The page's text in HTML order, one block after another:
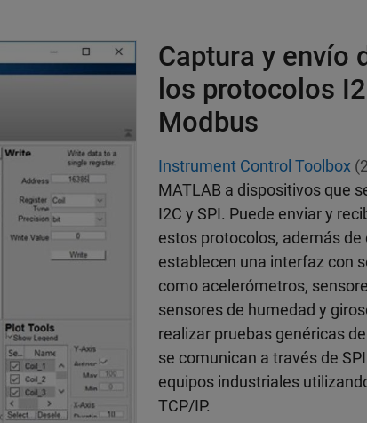
Captura y envío
los protocolos
Modbus
Instrument Control Toolbox
MATLAB a dispositivos que
I2C y SPI. Puede enviar y
estos protocolos, además
establecen una interfaz con
como acelerómetros,
sensores de humedad y
realizar pruebas genéricas
se comunican a través de
equipos industriales
TCP/IP.